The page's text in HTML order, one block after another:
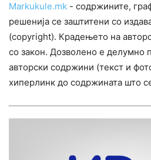
Markukule.mk - содржините,
решенија се заштитени со
(copyright). Крадењето на
со закон. Дозволено е делумно
авторски содржини (текст и
хиперлинк до содржината што